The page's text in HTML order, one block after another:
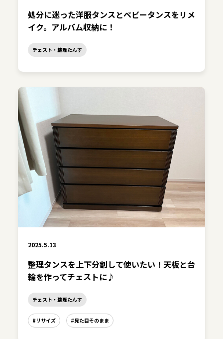
処分に迷った洋服タンスとベビータンスをリメ
イク。アルバム収納に！
チェスト・整理たんす
2025.5.13
整理タンスを上下分割して使いたい！天板と台
輪を作ってチェストに♪
チェスト・整理たんす
#リサイズ #見た目そのまま